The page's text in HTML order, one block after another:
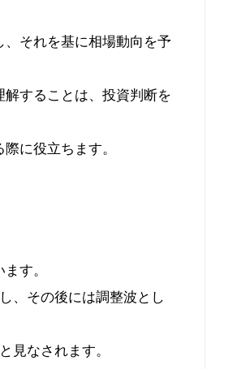
それを基に相場動向を予
することは、投資判断を
に役立ちます。
す。
、その後には調整波とし
見なされます。